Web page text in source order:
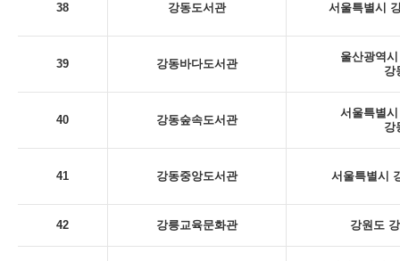
38 강동도서관 서울특별시
39 강동바다도서관
울산광역
강
40 강동숲속도서관
서울특별
강
41 강동중앙도서관 서울특별시
42 강릉교육문화관 강원도